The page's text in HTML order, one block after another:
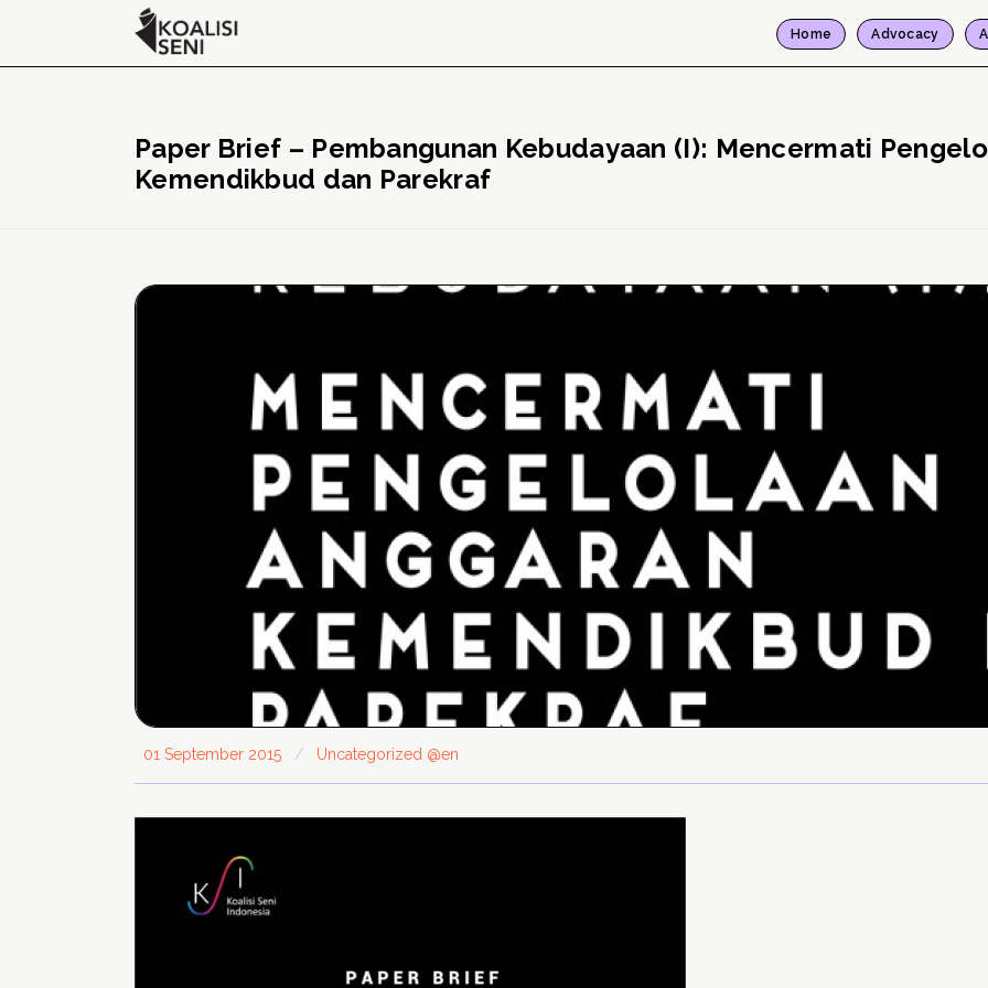
Home Advocacy
Paper Brief – Pembangunan Kebudayaan (I): Mencermati
Kemendikbud dan Parekraf
01 September 2015 / Uncategorized @en